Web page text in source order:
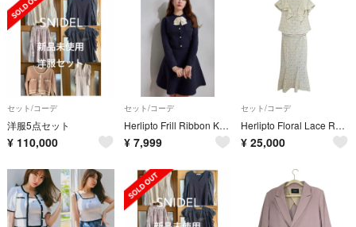
セット/コーデ
洋服5点セット
¥ 110,000
セット/コーデ
Herlipto Frill Ribbon Knit Jacket Set
¥ 7,999
セット/コーデ
Herlipto Floral Lace Ruffled Top＆Skirt
¥ 25,000